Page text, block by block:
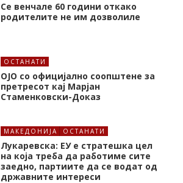
Се венчале 60 години откако
родителите не им дозволиле
ОСТАНАТИ
ОЈО со официјално соопштене за
претресот кај Марјан
Стаменковски-Доказ
МАКЕДОНИЈА ОСТАНАТИ
Лукаревска: ЕУ е стратешка цел
на која треба да работиме сите
заедно, партиите да се водат од
државните интереси